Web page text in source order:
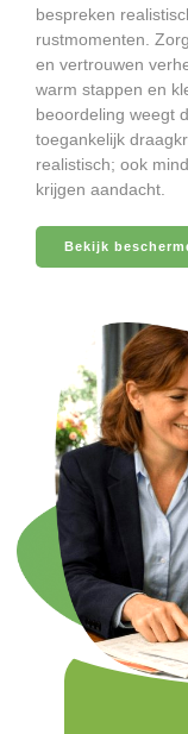
bespreken
rustmomenten.
en vertrouwen
warm stappen en
beoordeling weegt
toegankelijk
realistisch; ook
krijgen aandacht.
Bekijk